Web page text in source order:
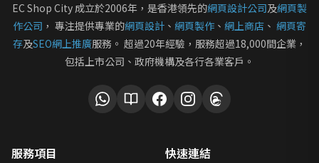
EC Shop City 成立於2006年，是香港領先的網頁設計公司及網頁製
作公司 ， 專注提供專業的網頁設計 、 網頁製作 、 網上商店 、 網頁寄
存及SEO網上推廣服務。 超過20年經驗，服務超過18,000間企業，
包括上市公司、政府機構及各行各業客戶。
服務項目 快速連結